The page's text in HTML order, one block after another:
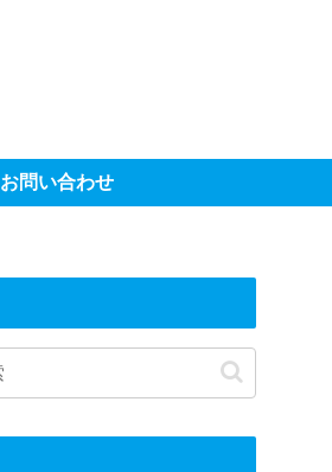
お問い合わせ